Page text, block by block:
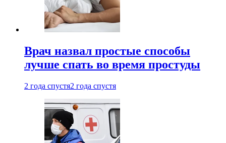
Врач назвал простые способы
лучше спать во время простуды
2 года спустя2 года спустя